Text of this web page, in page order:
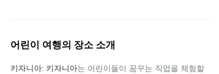
어린이 여행의 장소 소개
키자니아: 키자니아는 어린이들이 꿈꾸는 직업을 체험할